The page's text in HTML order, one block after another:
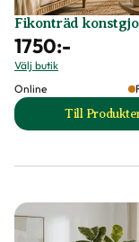
Fikonträd
1750:-
Välj butik
Online
Till
till